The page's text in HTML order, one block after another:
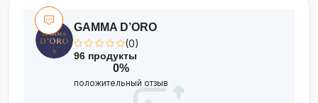
GAMMA D’ORO
(0)
96 продукты
0%
положительный отзыв